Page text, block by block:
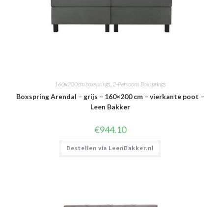
160x200cm boxsprings 2-Persoons Boxsprings
Boxspring Arendal – grijs – 160×200 cm – vierkante poot –
Leen Bakker
€944.10
Bestellen via LeenBakker.nl